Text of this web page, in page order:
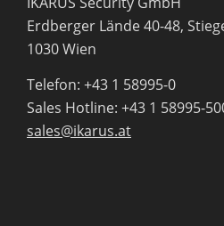
Erdberger Lände 40-48,
1030 Wien
Telefon: +43 1 58995-0
Sales Hotline: +43 1 58995-
sales@ikarus.at